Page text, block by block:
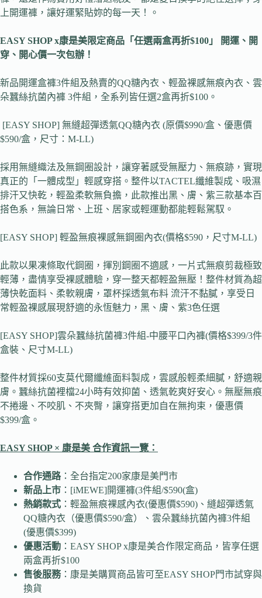
上開運褲，讓好運緊貼妳的每一天！。
EASY SHOP x康是美限定商品「任選兩盒再折$100」 開運、開
穿、開心價一次包辦！
新品開運盒褲3件組及熱賣的QQ糖內衣、輕盈裸感無痕內衣、雲
朵蠶絲抗菌內褲 3件組，全系列皆任選2盒再折$100。
[EASY SHOP] 無縫超彈透氣QQ糖內衣 (原價$990/盒、優惠價
$590/盒，尺寸：M-LL)
採用無縫織法及無鋼圈設計，讓穿著感受無壓力、無痕跡，實現
真正的「一體成型」輕感穿搭。整件以TACTEL纖維製成、吸濕
排汗又快乾，輕盈柔軟無負擔，此款推出黑、膚、紫三款基本百
搭色系，無論日常、上班、居家或輕運動都能輕鬆駕馭。
[EASY SHOP] 輕盈無痕裸感無鋼圈內衣(價格$590，尺寸M-LL)
此款以果凍條取代鋼圈，揮別鋼圈不適感，一片式無痕剪裁極致
輕薄，盡情享受裸感體驗，穿一整天都輕盈無壓！整件材質為超
薄快乾面料、柔軟親膚，罩杯採透氣布料 流汗不黏膩，享受日
常輕盈裸感展現舒適的永恆魅力，黑、膚、紫3色任選
[EASY SHOP]雲朵蠶絲抗菌褲3件組-中腰平口內褲(價格$399/3件
盒裝、尺寸M-LL)
整件材質採60支莫代爾纖維面料製成，雲感般輕柔細膩，舒適親
膚。蠶絲抗菌裡檔24小時有效抑菌、透氣乾爽好安心。無壓無痕
不捲邊、不咬肌、不夾臀，讓穿搭更加自在無拘束，優惠價
$399/盒。
EASY SHOP × 康是美 合作資訊一覽：
合作通路：全台指定200家康是美門市
新品上市 ：[iMEWE]開運褲(3件組/$590(盒)
熱銷款式 ：輕盈無痕裸感內衣(優惠價$590)、縫超彈透氣
QQ糖內衣（優惠價$590/盒）、雲朵蠶絲抗菌內褲3件組
(優惠價$399)
優惠活動 ：EASY SHOP x康是美合作限定商品，皆享任選
兩盒再折$100
售後服務：康是美購買商品皆可至EASY SHOP門市試穿與
換貨